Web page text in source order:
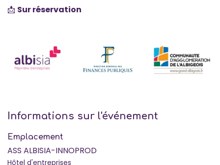
📩 Sur réservation
Informations sur l'événement
Emplacement
ASS ALBISIA-INNOPROD
Hôtel d'entreprises